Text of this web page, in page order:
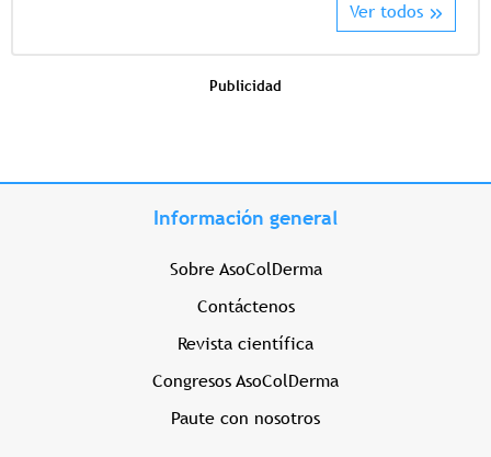
Ver todos
Publicidad
Información general
Sobre AsoColDerma
Contáctenos
Revista científica
Congresos AsoColDerma
Paute con nosotros